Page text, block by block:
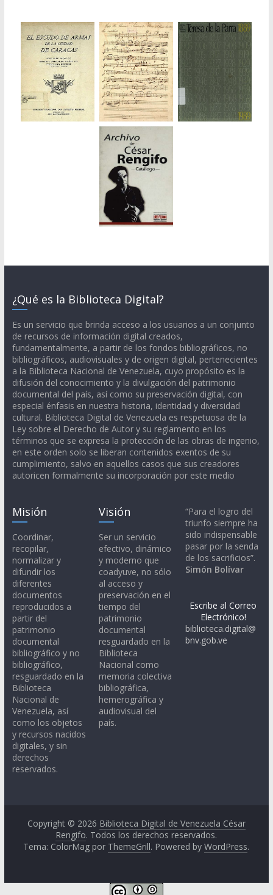
¿Qué es la Biblioteca Digital?
Es un servicio que brinda acceso a los usuarios a un conjunto
de recursos de información digital creados,
fundamentalmente, a partir de los fondos bibliográficos, no
bibliográficos, audiovisuales y de origen digital, pertenecientes
a la Biblioteca Nacional de Venezuela, cuyo propósito es la
difusión del conocimiento y la divulgación del patrimonio
documental del país, así como su preservación digital, con
especial énfasis en nuestra historia, identidad y diversidad
cultural. Biblioteca Digital de Venezuela es respetuosa de la
Ley sobre el Derecho de Autor y su reglamento en los
términos que se expresa la protección de las obras de ingenio,
en este orden solo se liberan contenidos exentos de su
cumplimiento, salvo en aquellos casos que sus creadores
autoricen formalmente su incorporación por este medio
Misión
Coordinar,
recopilar,
normalizar y
difundir los
diferentes
documentos
reproducidos a
partir del
patrimonio
documental
bibliográfico y no
bibliográfico,
resguardado en la
Biblioteca
Nacional de
Venezuela, así
como los objetos
y recursos nacidos
digitales, y sin
derechos
reservados.
Visión
Ser un servicio
efectivo, dinámico
y moderno que
coadyuve, no sólo
al acceso y
preservación en el
tiempo del
patrimonio
documental
resguardado en la
Biblioteca
Nacional como
memoria colectiva
bibliográfica,
hemerográfica y
audiovisual del
país.
“Para el logro del
triunfo siempre ha
sido indispensable
pasar por la senda
de los sacrificios”.
Simón Bolívar
Escribe al Correo
Electrónico!
biblioteca.digital@
bnv.gob.ve
Copyright © 2026 Biblioteca Digital de Venezuela César
Rengifo. Todos los derechos reservados.
Tema: ColorMag por ThemeGrill. Powered byWordPress.